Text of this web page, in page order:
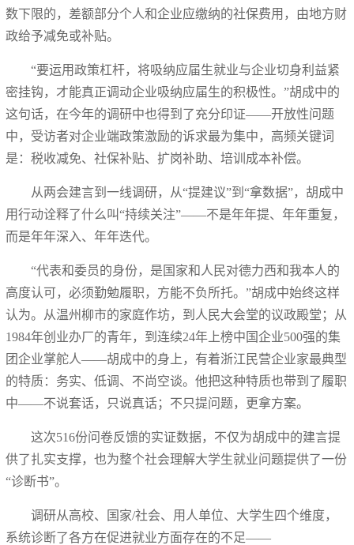
数下限的，差额部分个人和企业应缴纳的社保费用，由地方财
政给予减免或补贴。
“要运用政策杠杆，将吸纳应届生就业与企业切身利益紧
密挂钩，才能真正调动企业吸纳应届生的积极性。”胡成中的
这句话，在今年的调研中也得到了充分印证——开放性问题
中，受访者对企业端政策激励的诉求最为集中，高频关键词
是：税收减免、社保补贴、扩岗补助、培训成本补偿。
从两会建言到一线调研，从“提建议”到“拿数据”，胡成中
用行动诠释了什么叫“持续关注”——不是年年提、年年重复，
而是年年深入、年年迭代。
“代表和委员的身份，是国家和人民对德力西和我本人的
高度认可，必须勤勉履职，方能不负所托。”胡成中始终这样
认为。从温州柳市的家庭作坊，到人民大会堂的议政殿堂；从
1984年创业办厂的青年，到连续24年上榜中国企业500强的集
团企业掌舵人——胡成中的身上，有着浙江民营企业家最典型
的特质：务实、低调、不尚空谈。他把这种特质也带到了履职
中——不说套话，只说真话；不只提问题，更拿方案。
这次516份问卷反馈的实证数据，不仅为胡成中的建言提
供了扎实支撑，也为整个社会理解大学生就业问题提供了一份
“诊断书”。
调研从高校、国家/社会、用人单位、大学生四个维度，
系统诊断了各方在促进就业方面存在的不足——